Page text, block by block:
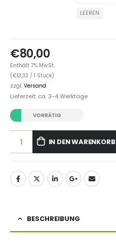
LEEREN
€80,00
Enthält 7% MwSt.
(€13,33 / 1 Stück)
zzgl. Versand
Lieferzeit: ca. 3-4 Werktage
VORRÄTIG
IN DEN WARENKORB
BESCHREIBUNG